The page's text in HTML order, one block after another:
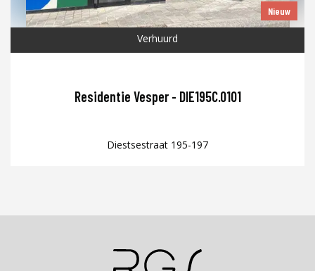
Nieuw
Verhuurd
Residentie Vesper - DIE195C.0101
Diestsestraat 195-197